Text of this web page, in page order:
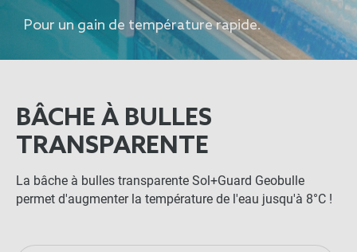
Pour un gain de température rapide.
BÂCHE À BULLES
TRANSPARENTE
La bâche à bulles transparente Sol+Guard Geobulle
permet d'augmenter la température de l'eau jusqu'à 8°C !